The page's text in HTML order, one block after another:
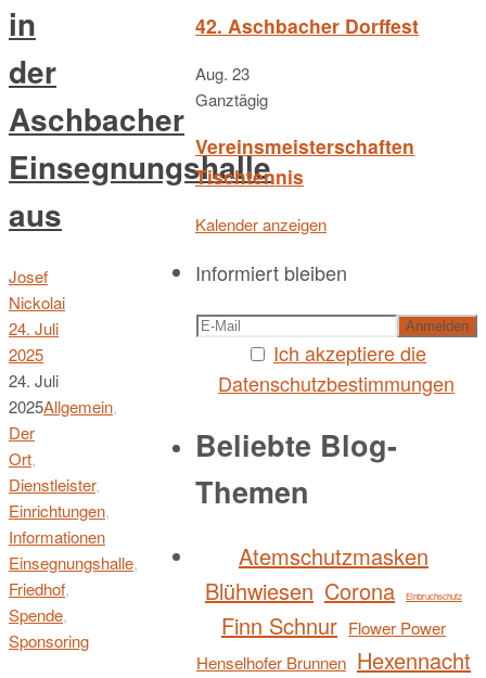
in
der
Aschbacher
Einsegnungshalle
aus
Josef
Nickolai
24. Juli
2025
24. Juli
2025Allgemein,
Der
Ort,
Dienstleister,
Einrichtungen,
Informationen
Einsegnungshalle,
Friedhof,
Spende,
Sponsoring
42. Aschbacher Dorffest
Aug. 23
Ganztägig
Vereinsmeisterschaften
Tischtennis
Kalender anzeigen
Informiert bleiben
Ich akzeptiere die
Datenschutzbestimmungen
Beliebte Blog-
Themen
Atemschutzmasken
Blühwiesen Corona Einbruchschutz
Finn Schnur Flower Power
Henselhofer Brunnen Hexennacht